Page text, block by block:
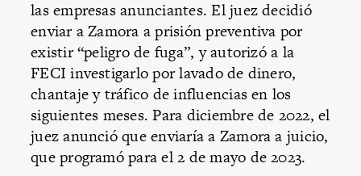
las empresas anunciantes. El juez decidió
enviar a Zamora a prisión preventiva por
existir “peligro de fuga”, y autorizó a la
FECI investigarlo por lavado de dinero,
chantaje y tráfico de influencias en los
siguientes meses. Para diciembre de 2022, el
juez anunció que enviaría a Zamora a juicio,
que programó para el 2 de mayo de 2023.